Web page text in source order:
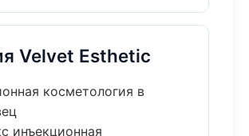
Velvet Esthetic
косметология в
инъекционная